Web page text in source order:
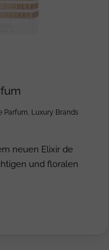
Parfum, Luxury Brands
neuen Elixir de
und floralen